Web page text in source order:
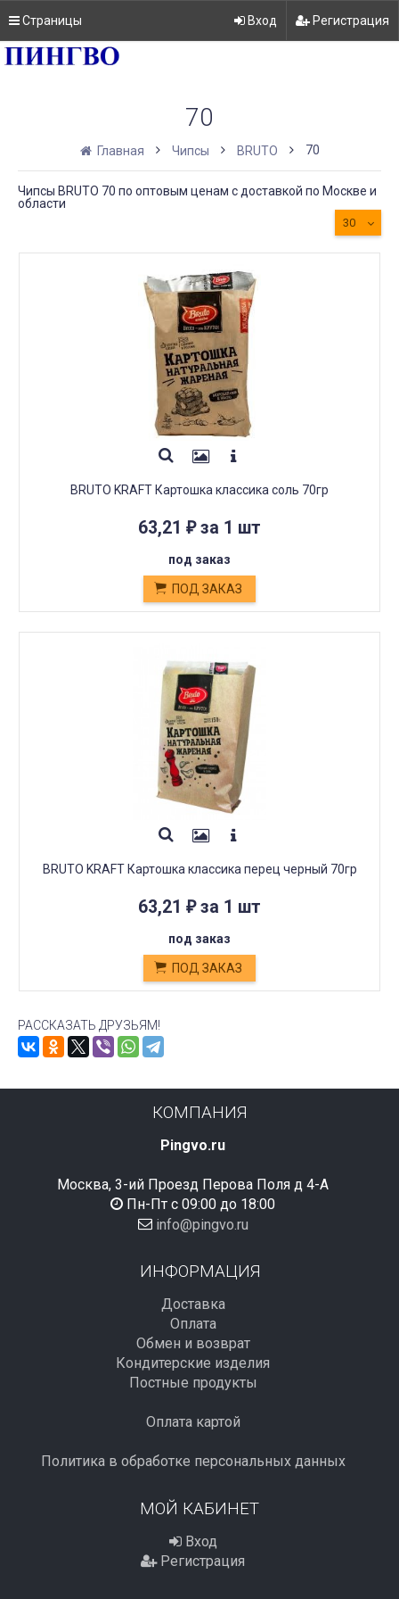
Страницы Вход Регистрация
70
Главная Чипсы BRUTO 70
Чипсы BRUTO 70 по оптовым ценам с доставкой по Москве и
области
30
BRUTO KRAFT Картошка классика соль 70гр
63,21 ₽за 1 шт
под заказ
ПОД ЗАКАЗ
BRUTO KRAFT Картошка классика перец черный 70гр
63,21 ₽за 1 шт
под заказ
ПОД ЗАКАЗ
РАССКАЗАТЬ ДРУЗЬЯМ!
КОМПАНИЯ
Pingvo.ru
Москва, 3-ий Проезд Перова Поля д 4-А
Пн-Пт с 09:00 до 18:00
info@pingvo.ru
ИНФОРМАЦИЯ
Доставка
Оплата
Обмен и возврат
Кондитерские изделия
Постные продукты
Оплата картой
Политика в обработке персональных данных
МОЙ КАБИНЕТ
Вход
Регистрация